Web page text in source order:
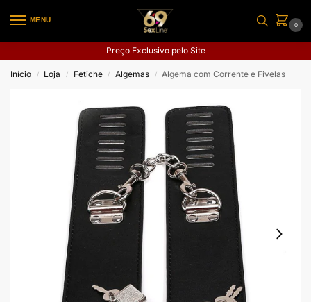
MENU
0
Preço Exclusivo pelo Site
Início / Loja / Fetiche / Algemas / Algema com Corrente e Fivelas